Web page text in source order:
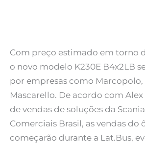
Com preço estimado em torno
o novo modelo K230E B4x2LB
por empresas como Marcopolo,
Mascarello. De acordo com
de vendas de soluções da
Comerciais Brasil, as vendas do
começarão durante a Lat.Bus,